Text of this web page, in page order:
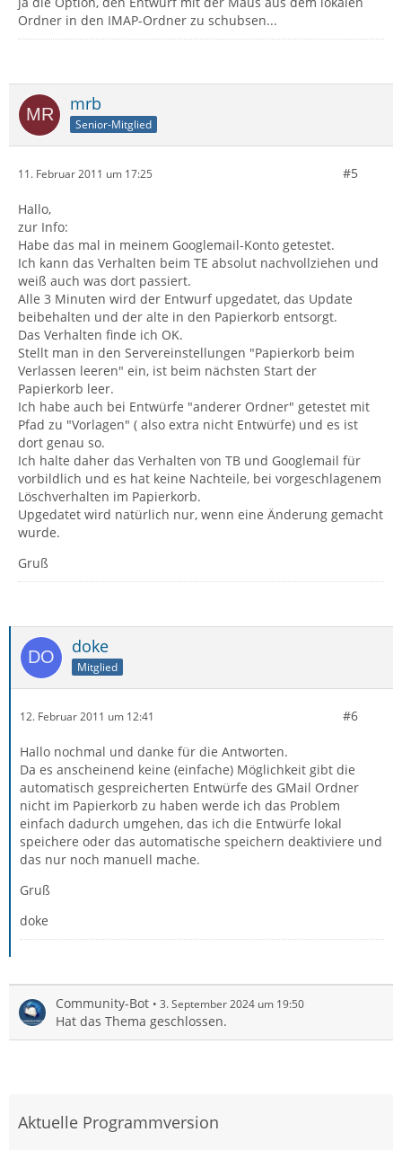
Ordner in den IMAP-Ordner zu schubsen...
mrb
Senior-Mitglied
11. Februar 2011 um 17:25 #5
Hallo,
zur Info:
Habe das mal in meinem Googlemail-Konto getestet.
Ich kann das Verhalten beim TE absolut nachvollziehen und
weiß auch was dort passiert.
Alle 3 Minuten wird der Entwurf upgedatet, das Update
beibehalten und der alte in den Papierkorb entsorgt.
Das Verhalten finde ich OK.
Stellt man in den Servereinstellungen "Papierkorb beim
Verlassen leeren" ein, ist beim nächsten Start der
Papierkorb leer.
Ich habe auch bei Entwürfe "anderer Ordner" getestet mit
Pfad zu "Vorlagen" ( also extra nicht Entwürfe) und es ist
dort genau so.
Ich halte daher das Verhalten von TB und Googlemail für
vorbildlich und es hat keine Nachteile, bei vorgeschlagenem
Löschverhalten im Papierkorb.
Upgedatet wird natürlich nur, wenn eine Änderung gemacht
wurde.
Gruß
doke
Mitglied
12. Februar 2011 um 12:41 #6
Hallo nochmal und danke für die Antworten.
Da es anscheinend keine (einfache) Möglichkeit gibt die
automatisch gespreicherten Entwürfe des GMail Ordner
nicht im Papierkorb zu haben werde ich das Problem
einfach dadurch umgehen, das ich die Entwürfe lokal
speichere oder das automatische speichern deaktiviere und
das nur noch manuell mache.
Gruß
doke
Community-Bot 3. September 2024 um 19:50
Hat das Thema geschlossen.
Aktuelle Programmversion